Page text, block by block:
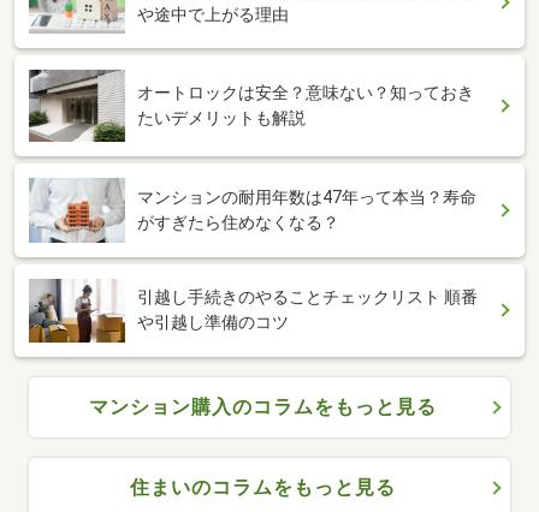
や途中で上がる理由
オートロックは安全？意味ない？知っておき
たいデメリットも解説
マンションの耐用年数は47年って本当？寿命
がすぎたら住めなくなる？
引越し手続きのやることチェックリスト 順番
や引越し準備のコツ
マンション購入のコラムをもっと見る
住まいのコラムをもっと見る